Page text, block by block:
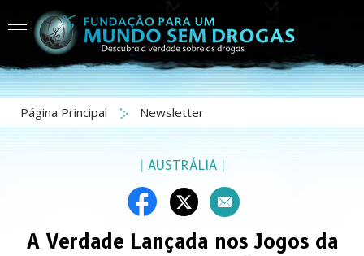
Página Principal Newsletter
|AUSTRÁLIA |
A Verdade Lançada nos Jogos da